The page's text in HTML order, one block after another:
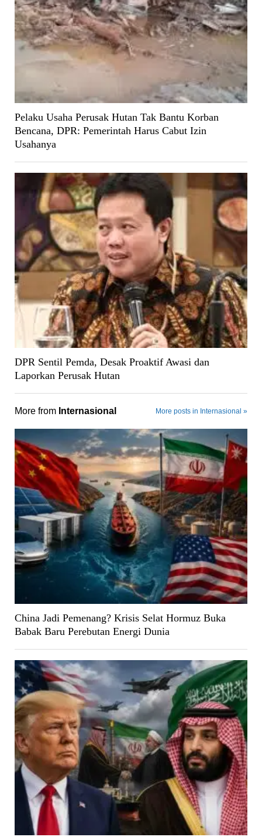
Pelaku Usaha Perusak Hutan Tak Bantu Korban
Bencana, DPR: Pemerintah Harus Cabut Izin
Usahanya
DPR Sentil Pemda, Desak Proaktif Awasi dan
Laporkan Perusak Hutan
More from Internasional More posts in Internasional »
China Jadi Pemenang? Krisis Selat Hormuz Buka
Babak Baru Perebutan Energi Dunia